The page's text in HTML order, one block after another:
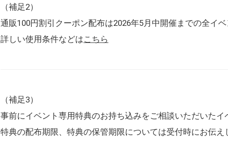
（補足2）
通販100円割引クーポン配布は2026年5月中開催までの全イベ
詳しい使用条件などはこちら
（補足3）
事前にイベント専用特典のお持ち込みをご相談いただいたイ
特典の配布期限、特典の保管期限については受付時にお伝え